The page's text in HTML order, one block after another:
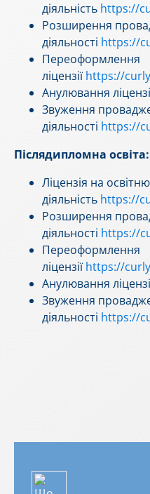
діяльність https://
Розширення
діяльності https://
Переоформлення
ліцензіїhttps://
Анулювання
Звуження
діяльності https://
Післядипломна освіта:
Ліцензія на освітню
діяльність https://
Розширення
діяльності https://
Переоформлення
ліцензіїhttps://
Анулювання
Звуження
діяльності https://